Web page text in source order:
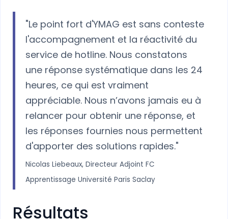
"Le point fort d'YMAG est sans conteste
l'accompagnement et la réactivité du
service de hotline. Nous constatons
une réponse systématique dans les 24
heures, ce qui est vraiment
appréciable. Nous n’avons jamais eu à
relancer pour obtenir une réponse, et
les réponses fournies nous permettent
d'apporter des solutions rapides."
Nicolas Liebeaux, Directeur Adjoint FC
Apprentissage Université Paris Saclay
Résultats